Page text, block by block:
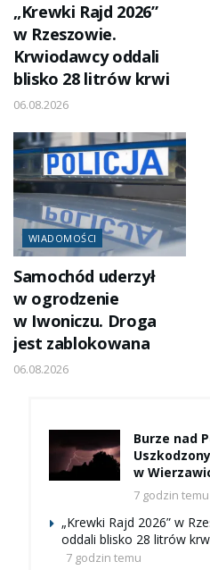
„Krewki Rajd 2026”
w Rzeszowie.
Krwiodawcy oddali
blisko 28 litrów krwi
06.08.2026
WIADOMOŚCI
Samochód uderzył
w ogrodzenie
w Iwoniczu. Droga
jest zablokowana
06.08.2026
Burze nad
w
7 godzin temu
„Krewki Rajd 2026” w
oddali blisko 28 litrów
7 godzin temu